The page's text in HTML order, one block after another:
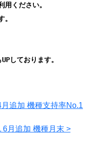
用ください。
しております。
追加 機種支持率No.1
月追加 機種月末 >